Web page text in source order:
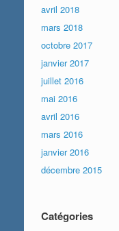
avril 2018
mars 2018
octobre 2017
janvier 2017
juillet 2016
mai 2016
avril 2016
mars 2016
janvier 2016
décembre 2015
Catégories